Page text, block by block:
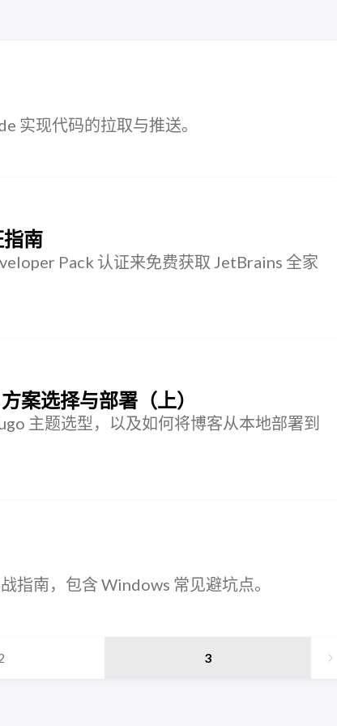
实现代码的拉取与推送。
南
Pack 认证来免费获取 JetBrains 全家
案选择与部署（上）
主题选型，以及如何将博客从本地部署到
指南，包含 Windows 常见避坑点。
3